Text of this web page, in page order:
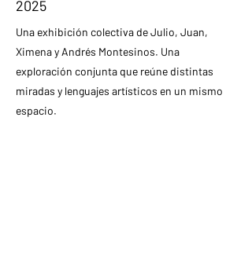
2025
Una exhibición colectiva de Julio, Juan,
Ximena y Andrés Montesinos. Una
exploración conjunta que reúne distintas
miradas y lenguajes artísticos en un mismo
espacio.